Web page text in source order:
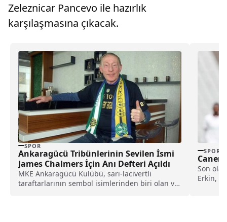
Zeleznicar Pancevo ile hazırlık
karşılaşmasına çıkacak.
SPOR
Ankaragücü Tribünlerinin Sevilen İsmi
James Chalmers İçin Anı Defteri Açıldı
MKE Ankaragücü Kulübü, sarı-lacivertli
taraftarlarının sembol isimlerinden biri olan ve
SPOR
Caner
Son
Erkin,